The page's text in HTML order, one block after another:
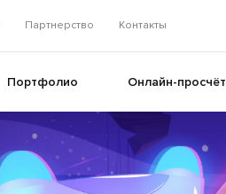
Партнерство Контакты
Портфолио Онлайн-просчёт